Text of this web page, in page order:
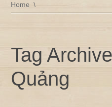
Home
Tag
Quảng